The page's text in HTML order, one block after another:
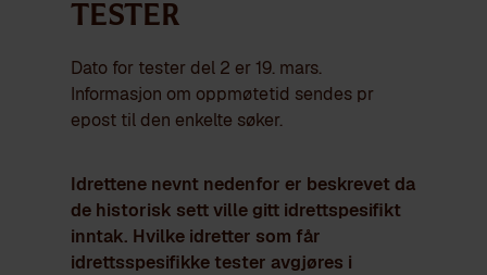
tester
Dato for tester del 2 er 19. mars.
Informasjon om oppmøtetid sendes pr
epost til den enkelte søker.
Idrettene nevnt nedenfor er beskrevet da
de historisk sett ville gitt idrettspesifikt
inntak. Hvilke idretter som får
idrettsspesifikke tester avgjøres i